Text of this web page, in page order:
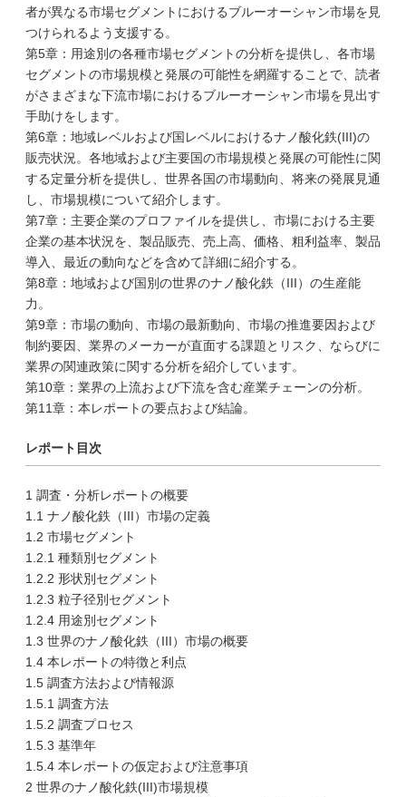
者が異なる市場セグメントにおけるブルーオーシャン市場を見
つけられるよう支援する。
第5章：用途別の各種市場セグメントの分析を提供し、各市場
セグメントの市場規模と発展の可能性を網羅することで、読者
がさまざまな下流市場におけるブルーオーシャン市場を見出す
手助けをします。
第6章：地域レベルおよび国レベルにおけるナノ酸化鉄(III)の
販売状況。各地域および主要国の市場規模と発展の可能性に関
する定量分析を提供し、世界各国の市場動向、将来の発展見通
し、市場規模について紹介します。
第7章：主要企業のプロファイルを提供し、市場における主要
企業の基本状況を、製品販売、売上高、価格、粗利益率、製品
導入、最近の動向などを含めて詳細に紹介する。
第8章：地域および国別の世界のナノ酸化鉄（III）の生産能
力。
第9章：市場の動向、市場の最新動向、市場の推進要因および
制約要因、業界のメーカーが直面する課題とリスク、ならびに
業界の関連政策に関する分析を紹介しています。
第10章：業界の上流および下流を含む産業チェーンの分析。
第11章：本レポートの要点および結論。
レポート目次
1 調査・分析レポートの概要
1.1 ナノ酸化鉄（III）市場の定義
1.2 市場セグメント
1.2.1 種類別セグメント
1.2.2 形状別セグメント
1.2.3 粒子径別セグメント
1.2.4 用途別セグメント
1.3 世界のナノ酸化鉄（III）市場の概要
1.4 本レポートの特徴と利点
1.5 調査方法および情報源
1.5.1 調査方法
1.5.2 調査プロセス
1.5.3 基準年
1.5.4 本レポートの仮定および注意事項
2 世界のナノ酸化鉄(III)市場規模